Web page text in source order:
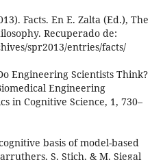
Facts. En E. Zalta (Ed.), The
Recuperado de:
spr2013/entries/facts/
Engineering Scientists Think?
Engineering
in Cognitive Science, 1, 730–
basis of model-based
S. Stich, & M. Siegal